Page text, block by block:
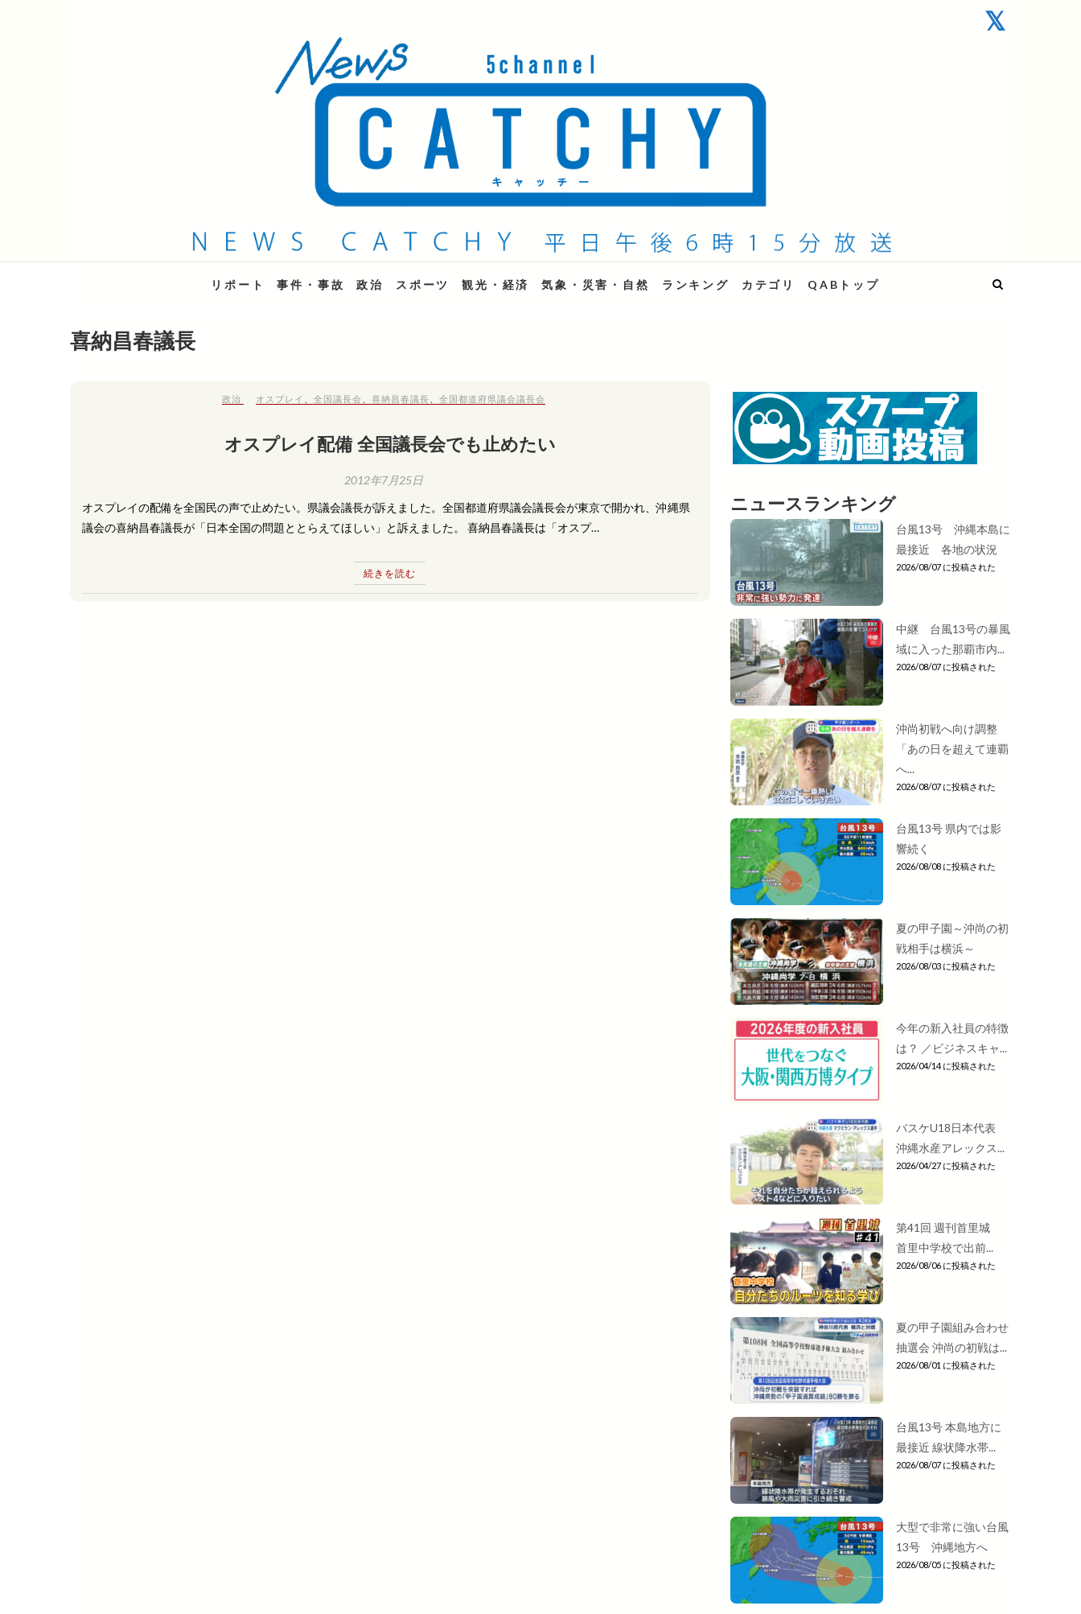
QAB NEWS Headline
キャッチー 月曜〜金曜 午後6時15分放送
リポート 事件・事故 政治 スポーツ 観光・経済 気象・災害・自然 ランキング カテゴリ QABトップ
喜納昌春議長
政治 オスプレイ 、全国議長会 、喜納昌春議長 、全国都道府県議会議長会
オスプレイ配備 全国議長会でも止めたい
2012年7月25日
オスプレイの配備を全国民の声で止めたい。県議会議長が訴えました。全国都道府県議会議長会が東京で開かれ、沖縄県
議会の喜納昌春議長が「日本全国の問題ととらえてほしい」と訴えました。 喜納昌春議長は「オスプ…
続きを読む
ニュースランキング
台風13号 沖縄本島に
最接近 各地の状況
2026/08/07 に投稿された
中継 台風13号の暴風
域に入った那覇市内...
2026/08/07 に投稿された
沖尚初戦へ向け調整
「あの日を超えて連覇
へ...
2026/08/07 に投稿された
台風13号 県内では影
響続く
2026/08/08 に投稿された
夏の甲子園～沖尚の初
戦相手は横浜～
2026/08/03 に投稿された
今年の新入社員の特徴
は？ ／ビジネスキャ...
2026/04/14 に投稿された
バスケU18日本代表
沖縄水産アレックス...
2026/04/27 に投稿された
第41回 週刊首里城
首里中学校で出前...
2026/08/06 に投稿された
夏の甲子園組み合わせ
抽選会 沖尚の初戦は...
2026/08/01 に投稿された
台風13号 本島地方に
最接近 線状降水帯...
2026/08/07 に投稿された
大型で非常に強い台風
13号 沖縄地方へ
2026/08/05 に投稿された